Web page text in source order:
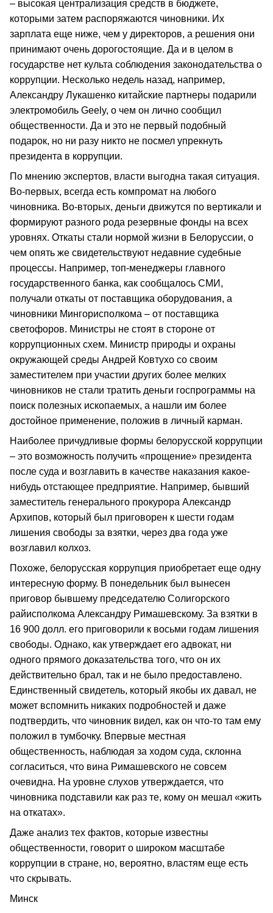
– высокая централизация средств в бюджете,
которыми затем распоряжаются чиновники. Их
зарплата еще ниже, чем у директоров, а решения они
принимают очень дорогостоящие. Да и в целом в
государстве нет культа соблюдения законодательства о
коррупции. Несколько недель назад, например,
Александру Лукашенко китайские партнеры подарили
электромобиль Geely, о чем он лично сообщил
общественности. Да и это не первый подобный
подарок, но ни разу никто не посмел упрекнуть
президента в коррупции.
По мнению экспертов, власти выгодна такая ситуация.
Во-первых, всегда есть компромат на любого
чиновника. Во-вторых, деньги движутся по вертикали и
формируют разного рода резервные фонды на всех
уровнях. Откаты стали нормой жизни в Белоруссии, о
чем опять же свидетельствуют недавние судебные
процессы. Например, топ-менеджеры главного
государственного банка, как сообщалось СМИ,
получали откаты от поставщика оборудования, а
чиновники Мингорисполкома – от поставщика
светофоров. Министры не стоят в стороне от
коррупционных схем. Министр природы и охраны
окружающей среды Андрей Ковтухо со своим
заместителем при участии других более мелких
чиновников не стали тратить деньги госпрограммы на
поиск полезных ископаемых, а нашли им более
достойное применение, положив в личный карман.
Наиболее причудливые формы белорусской коррупции
– это возможность получить «прощение» президента
после суда и возглавить в качестве наказания какое-
нибудь отстающее предприятие. Например, бывший
заместитель генерального прокурора Александр
Архипов, который был приговорен к шести годам
лишения свободы за взятки, через два года уже
возглавил колхоз.
Похоже, белорусская коррупция приобретает еще одну
интересную форму. В понедельник был вынесен
приговор бывшему председателю Солигорского
райисполкома Александру Римашевскому. За взятки в
16 900 долл. его приговорили к восьми годам лишения
свободы. Однако, как утверждает его адвокат, ни
одного прямого доказательства того, что он их
действительно брал, так и не было предоставлено.
Единственный свидетель, который якобы их давал, не
может вспомнить никаких подробностей и даже
подтвердить, что чиновник видел, как он что-то там ему
положил в тумбочку. Впервые местная
общественность, наблюдая за ходом суда, склонна
согласиться, что вина Римашевского не совсем
очевидна. На уровне слухов утверждается, что
чиновника подставили как раз те, кому он мешал «жить
на откатах».
Даже анализ тех фактов, которые известны
общественности, говорит о широком масштабе
коррупции в стране, но, вероятно, властям еще есть
что скрывать.
Минск